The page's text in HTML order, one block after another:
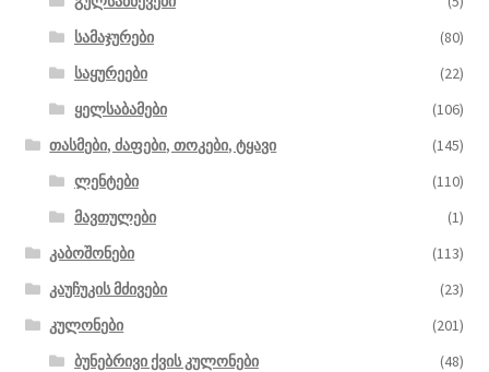
სამაჯურები
(80)
საყურეები
(22)
ყელსაბამები
(106)
თასმები, ძაფები, თოკები, ტყავი
(145)
ლენტები
(110)
მავთულები
(1)
კაბოშონები
(113)
კაუჩუკის მძივები
(23)
კულონები
(201)
ბუნებრივი ქვის კულონები
(48)